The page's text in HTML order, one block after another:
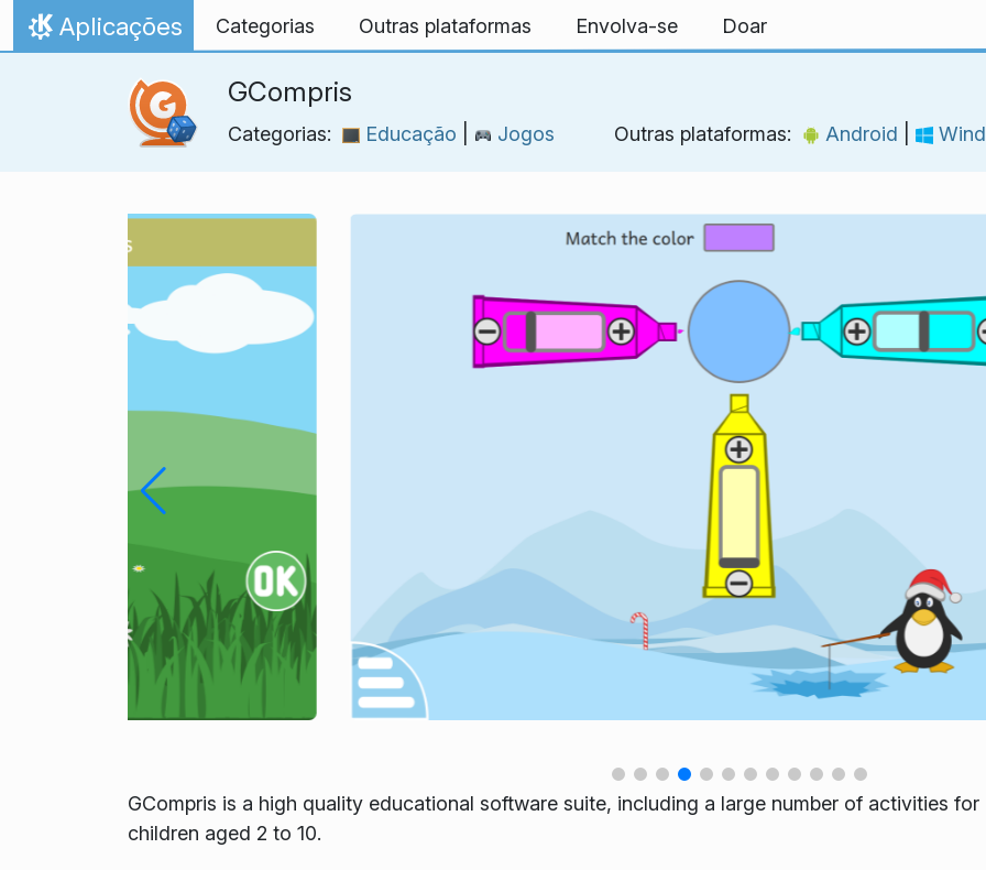
Ir para o conteúdo
Início
Aplicações Categorias Outras plataformas Envolva-se Doar
GCompris
Categorias: Educação Jogos Outras plataformas: Android
GCompris is a high quality educational software suite, including a large number of activities for
children aged 2 to 10.